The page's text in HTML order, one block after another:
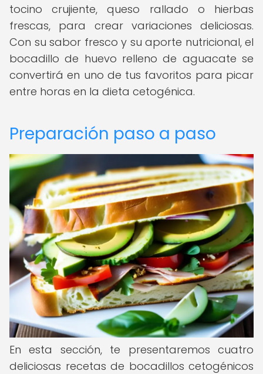
tocino crujiente, queso rallado o hierbas
frescas, para crear variaciones deliciosas.
Con su sabor fresco y su aporte nutricional, el
bocadillo de huevo relleno de aguacate se
convertirá en uno de tus favoritos para picar
entre horas en la dieta cetogénica.
Preparación paso a paso
En esta sección, te presentaremos cuatro
deliciosas recetas de bocadillos cetogénicos